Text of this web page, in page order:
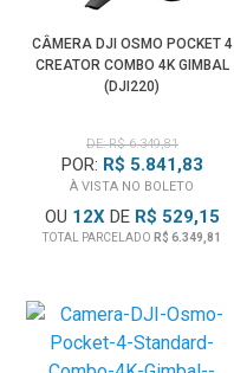
CÂMERA DJI OSMO POCKET 4
CREATOR COMBO 4K GIMBAL
(DJI220)
DE: R$ 6.349,81
POR: R$ 5.841,83
À VISTA NO BOLETO
OU 12XDE R$ 529,15
TOTAL PARCELADO R$ 6.349,81